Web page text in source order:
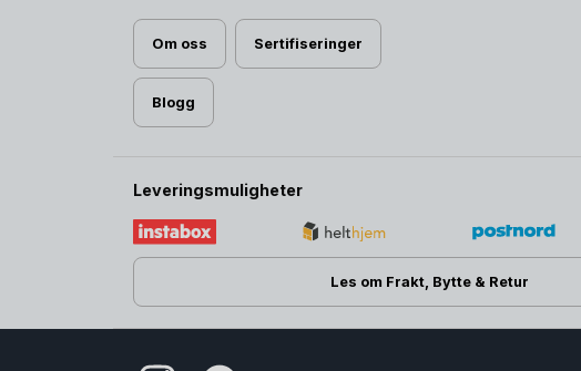
Om oss Sertifiseringer
Blogg
Leveringsmuligheter
Les om Frakt, Bytte & Retur